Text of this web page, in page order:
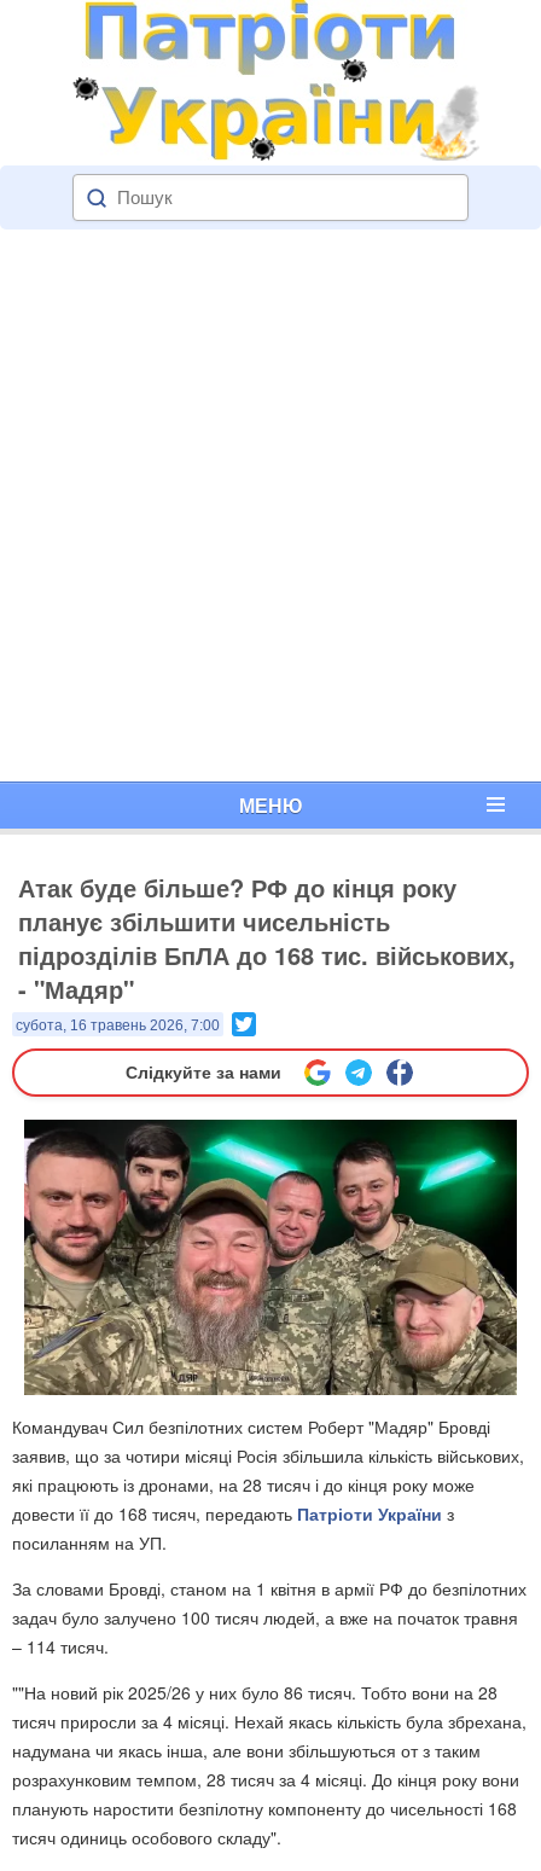
МЕНЮ
Атак буде більше? РФ до кінця року
планує збільшити чисельність
підрозділів БпЛА до 168 тис. військових,
- "Мадяр"
субота, 16 травень 2026, 7:00
Слідкуйте за нами
Командувач Сил безпілотних систем Роберт "Мадяр" Бровді
заявив, що за чотири місяці Росія збільшила кількість військових,
які працюють із дронами, на 28 тисяч і до кінця року може
довести її до 168 тисяч, передають Патріоти України з
посиланням на УП.
За словами Бровді, станом на 1 квітня в армії РФ до безпілотних
задач було залучено 100 тисяч людей, а вже на початок травня
– 114 тисяч.
""На новий рік 2025/26 у них було 86 тисяч. Тобто вони на 28
тисяч приросли за 4 місяці. Нехай якась кількість була збрехана,
надумана чи якась інша, але вони збільшуються от з таким
розрахунковим темпом, 28 тисяч за 4 місяці. До кінця року вони
планують наростити безпілотну компоненту до чисельності 168
тисяч одиниць особового складу".